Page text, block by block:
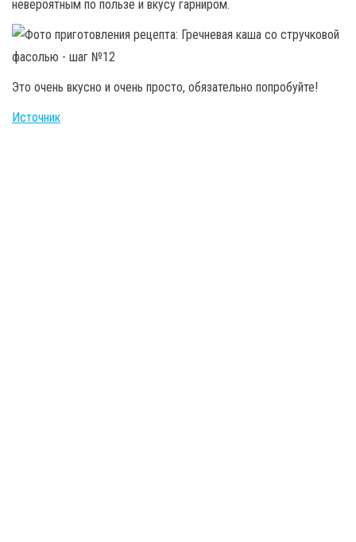
невероятным по пользе и вкусу гарниром.
Это очень вкусно и очень просто, обязательно попробуйте!
Источник